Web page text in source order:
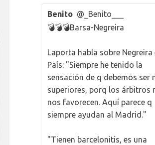
Benito @_Benito___
💣💣💣Barsa-Negreira
Laporta habla sobre Negreira
País: "Siempre he tenido la
sensación de q debemos ser
superiores, porq los árbitros
nos favorecen. Aquí parece q
siempre ayudan al Madrid."
"Tienen barcelonitis, es una